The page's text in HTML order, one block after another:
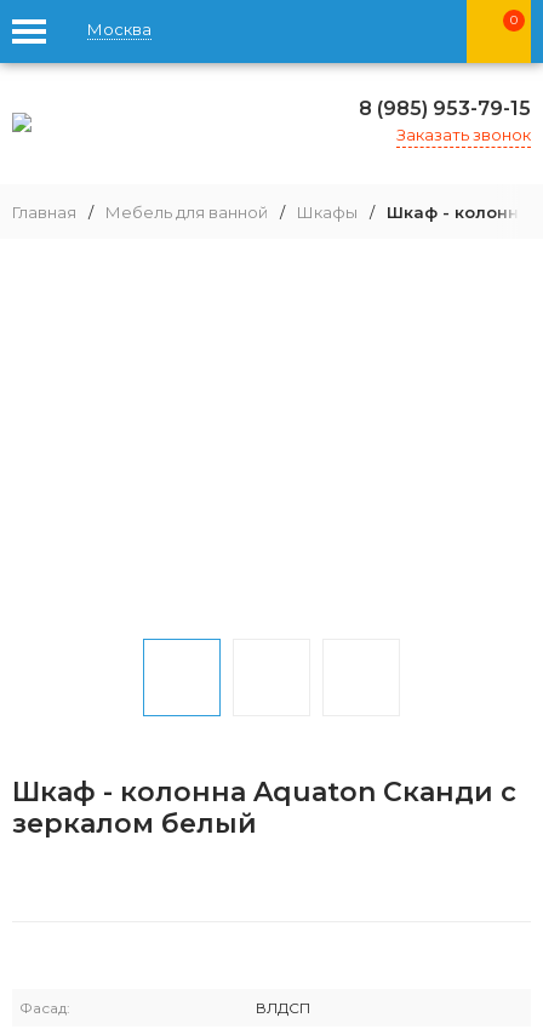
Москва 0
8 (985) 953-79-15
Заказать звонок
Главная / Мебель для ванной / Шкафы / Шкаф - колонна
Шкаф - колонна Aquaton Сканди с
зеркалом белый
Фасад: ВЛДСП